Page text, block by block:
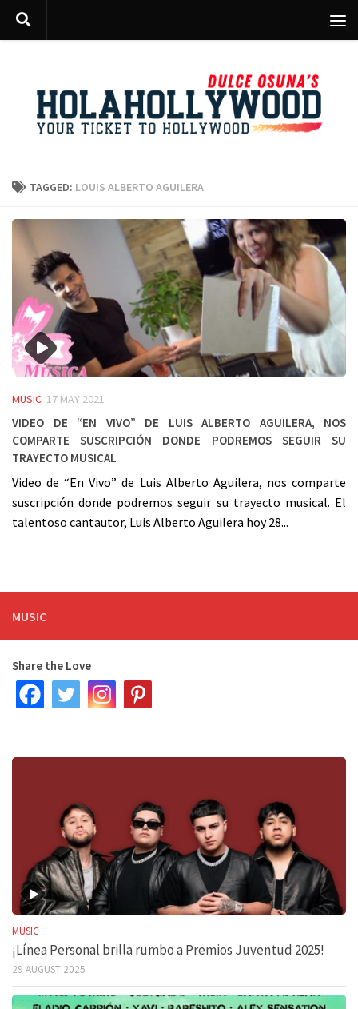
Skip to content
TAGGED: LOUIS ALBERTO AGUILERA
MUSIC 17 MAY 2021
Video de “En Vivo” de Luis Alberto Aguilera, nos
comparte suscripción donde podremos seguir su
trayecto musical
Video de “En Vivo” de Luis Alberto Aguilera, nos comparte
suscripción donde podremos seguir su trayecto musical. El
talentoso cantautor, Luis Alberto Aguilera hoy 28...
MUSIC
Share the Love
MUSIC
¡Línea Personal brilla rumbo a Premios Juventud 2025!
29 AUGUST 2025